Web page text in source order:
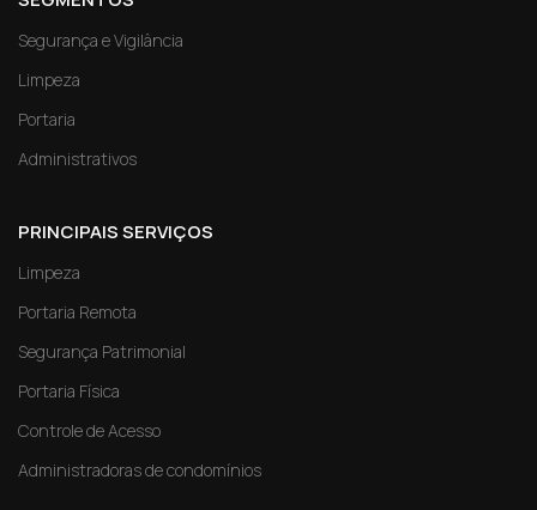
Segurança e Vigilância
Limpeza
Portaria
Administrativos
PRINCIPAIS SERVIÇOS
Limpeza
Portaria Remota
Segurança Patrimonial
Portaria Física
Controle de Acesso
Administradoras de condomínios